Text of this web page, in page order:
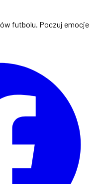
futbolu. Poczuj emocje